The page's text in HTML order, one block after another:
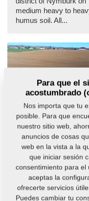
medium heavy to
humus soil. All...
AGM
Verso cultivator in
wet spring soil
19. 3. 2020
The Verso cultivator is
the ideal machine for
spring processing of
flattened wet soil. In
Para que el
acostumbrado
Nos importa que tu
posible. Para que
nuestro sitio web,
anuncios de cosas
web en la vista a la
que iniciar sesión
consentimiento para el
aceptas la
ofrecerte servicios
Puedes cambiar tu